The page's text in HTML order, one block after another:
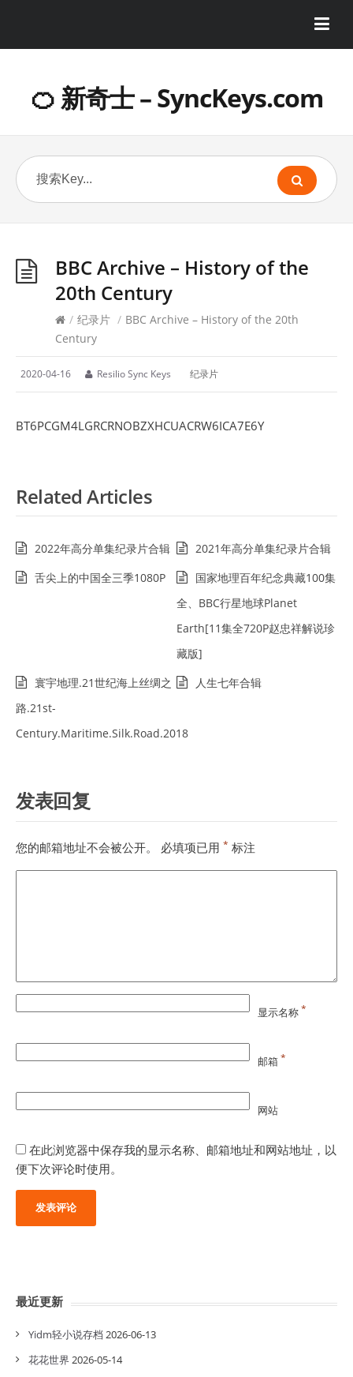
🍊 新奇士 – SyncKeys.com
BBC Archive – History of the
20th Century
/ 纪录片 / BBC Archive – History of the 20th
Century
2020-04-16 Resilio Sync Keys 纪录片
BT6PCGM4LGRCRNOBZXHCUACRW6ICA7E6Y
Related Articles
2022年高分单集纪录片合辑
2021年高分单集纪录片合辑
舌尖上的中国全三季1080P
国家地理百年纪念典藏100集
全、BBC行星地球Planet
Earth[11集全720P赵忠祥解说珍
藏版]
寰宇地理.21世纪海上丝绸之
路.21st-
Century.Maritime.Silk.Road.2018
人生七年合辑
发表回复
您的邮箱地址不会被公开。 必填项已用 * 标注
显示名称*
邮箱*
网站
在此浏览器中保存我的显示名称、邮箱地址和网站地址，以
便下次评论时使用。
最近更新
Yidm轻小说存档 2026-06-13
花花世界 2026-05-14